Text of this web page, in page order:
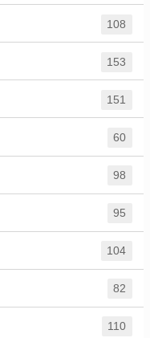
108
153
151
60
98
95
104
82
110